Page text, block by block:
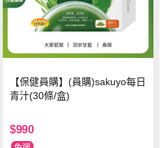
【保健員購】(員購)sakuyo每日
青汁(30條/盒)
$990